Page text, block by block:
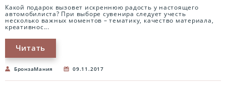
Какой подарок вызовет искреннюю радость у настоящего
автомобилиста? При выборе сувенира следует учесть
несколько важных моментов – тематику, качество материала,
креативнос...
Читать
БронзаМания 09.11.2017